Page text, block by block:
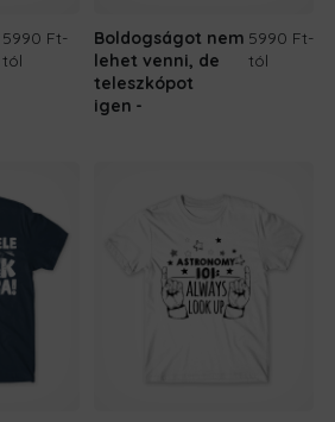
5990 Ft-
tól
Boldogságot nem
lehet venni, de
teleszkópot
igen
5990 Ft-
tól